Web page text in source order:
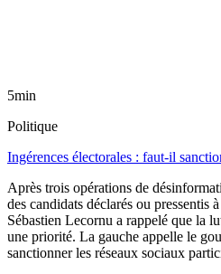
5min
Politique
Ingérences électorales : faut-il
Après trois opérations de
des candidats déclarés ou pressentis
Sébastien Lecornu a rappelé que la
une priorité. La gauche appelle le
sanctionner les réseaux sociaux